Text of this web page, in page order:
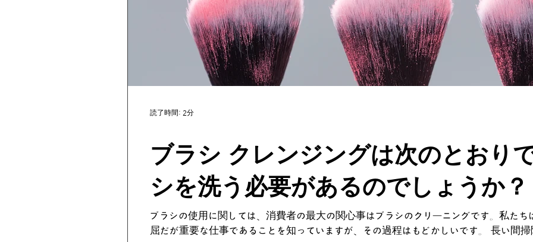
ブラシ クレンジングは次のとおり
シを洗う必要があるのでしょうか？
ブラシの使用に関しては、消費者の最大の関心事はブラシのクリーニングです。私たち
屈だが重要な仕事であることを知っていますが、その過程はもどかしいです。 長い間
読了時間: 2分